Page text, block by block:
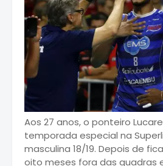
Aos 27 anos, o ponteiro
temporada especial na
masculina 18/19. Depois de
oito meses fora das quadras